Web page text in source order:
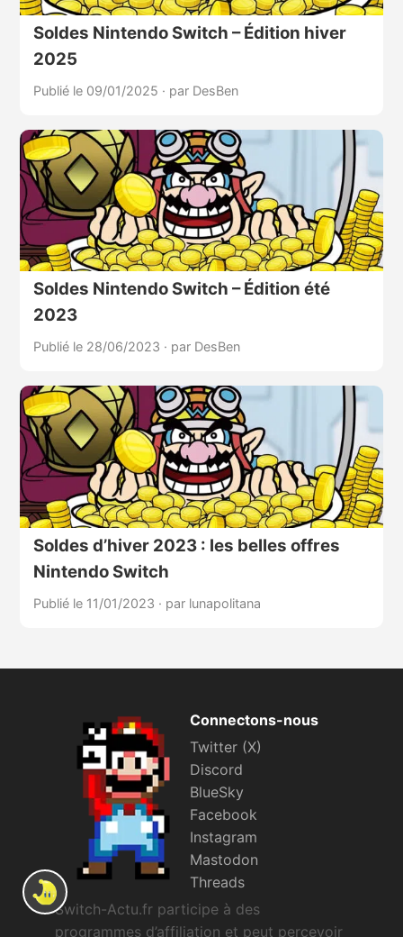
Soldes Nintendo Switch – Édition hiver
2025
Publié le 09/01/2025 · par DesBen
Soldes Nintendo Switch – Édition été
2023
Publié le 28/06/2023 · par DesBen
Soldes d’hiver 2023 : les belles offres
Nintendo Switch
Publié le 11/01/2023 · par lunapolitana
Connectons-nous
Twitter (X)
Discord
BlueSky
Facebook
Instagram
Mastodon
Threads
Switch-Actu.fr participe à des
programmes d’affiliation et peut percevoir